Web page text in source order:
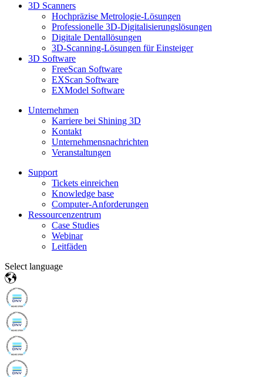
3D Scanners
Hochpräzise Metrologie-Lösungen
Professionelle 3D-Digitalisierungslösungen
Digitale Dentallösungen
3D-Scanning-Lösungen für Einsteiger
3D Software
FreeScan Software
EXScan Software
EXModel Software
Unternehmen
Karriere bei Shining 3D
Kontakt
Unternehmensnachrichten
Veranstaltungen
Support
Tickets einreichen
Knowledge base
Computer-Anforderungen
Ressourcenzentrum
Case Studies
Webinar
Leitfäden
Select language